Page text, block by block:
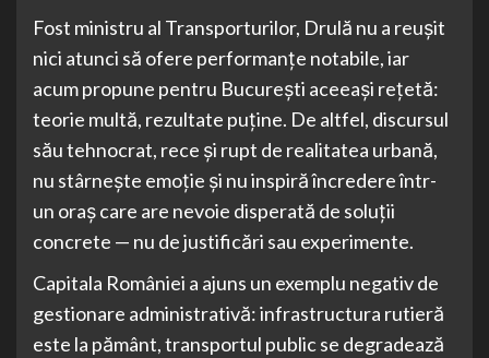
Fost ministru al Transporturilor, Drulă nu a reușit
nici atunci să ofere performanțe notabile, iar
acum propune pentru București aceeași rețetă:
teorie multă, rezultate puține. De altfel, discursul
său tehnocrat, rece și rupt de realitatea urbană,
nu stârnește emoție și nu inspiră încredere într-
un oraș care are nevoie disperată de soluții
concrete — nu de justificări sau experimente.
Capitala României a ajuns un exemplu negativ de
gestionare administrativă: infrastructura rutieră
este la pământ, transportul public se degradează